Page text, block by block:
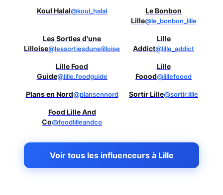
Koul Halal@koul_halal
Le Bonbon
Lille@le_bonbon_lille
Les Sorties d'une
Lilloise@lessortiesdunelilloise
Lille
Addict@lille_addict
Lille Food
Guide@lille.foodguide
Lille
Foood@lillefoood
Plans en Nord@plansennord Sortir Lille@sortir.lille
Food Lille And
Co@foodlilleandco
Voir tous les influenceurs à Lille